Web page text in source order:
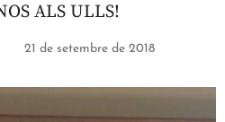
ALS ULLS!
21 de setembre de 2018